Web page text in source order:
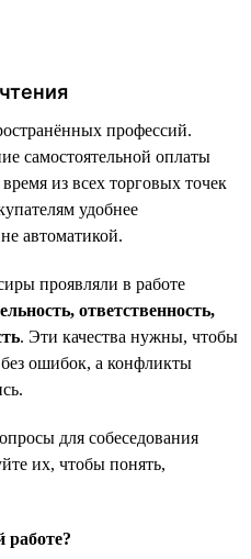
профессий.
самостоятельной оплаты
из всех торговых точек
удобнее
автоматикой.
проявляли в работе
ответственность,
. Эти качества нужны, чтобы
ошибок, а конфликты
для собеседования
их, чтобы понять,